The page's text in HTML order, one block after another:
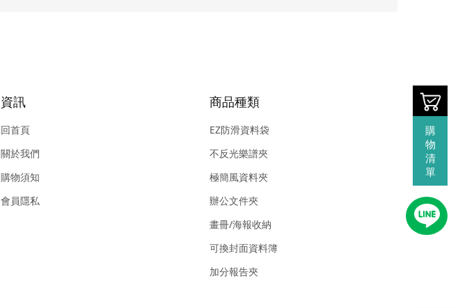
資訊
回首頁
關於我們
購物須知
會員隱私
商品種類
EZ防滑資料袋
不反光樂譜夾
極簡風資料夾
辦公文件夾
畫冊/海報收納
可換封面資料簿
加分報告夾
購
物
清
單